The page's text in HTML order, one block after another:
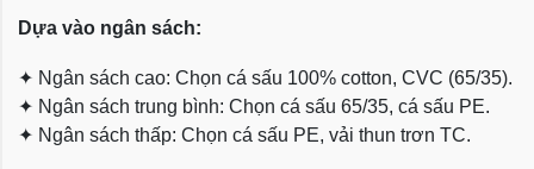
Dựa vào ngân sách:
✦ Ngân sách cao: Chọn cá sấu 100% cotton, CVC (65/35).
✦ Ngân sách trung bình: Chọn cá sấu 65/35, cá sấu PE.
✦ Ngân sách thấp: Chọn cá sấu PE, vải thun trơn TC.